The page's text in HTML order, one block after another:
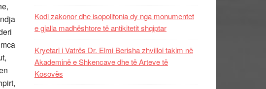
Kodi zakonor dhe isopolifonia dy nga monumentet
e gjalla madhështore të antikitetit shqiptar
Kryetari i Vatrës Dr. Elmi Berisha zhvilloi takim në
Akademinë e Shkencave dhe të Arteve të
Kosovës